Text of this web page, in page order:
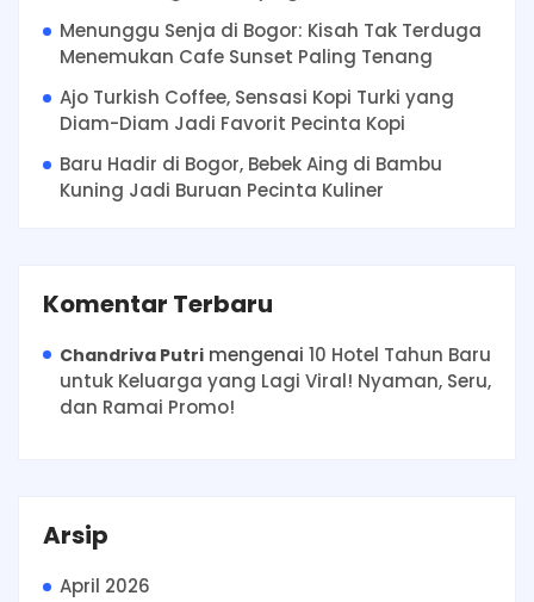
Menunggu Senja di Bogor: Kisah Tak Terduga
Menemukan Cafe Sunset Paling Tenang
Ajo Turkish Coffee, Sensasi Kopi Turki yang
Diam-Diam Jadi Favorit Pecinta Kopi
Baru Hadir di Bogor, Bebek Aing di Bambu
Kuning Jadi Buruan Pecinta Kuliner
Komentar Terbaru
Chandriva Putri mengenai 10 Hotel Tahun Baru
untuk Keluarga yang Lagi Viral! Nyaman, Seru,
dan Ramai Promo!
Arsip
April 2026